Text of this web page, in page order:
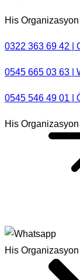
His
0322 363 69 42 |
0545 665 03 63 |
0545 546 49 01 |
His Organizasyon
His Organizasyon